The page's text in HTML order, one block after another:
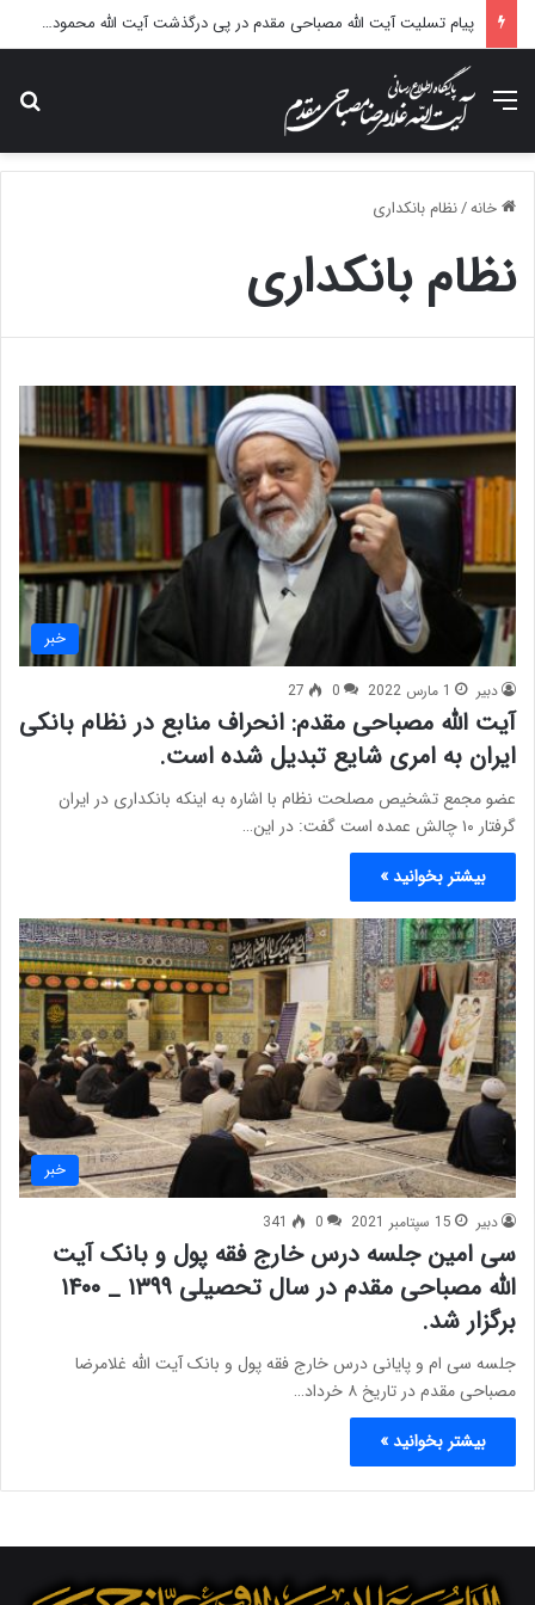
پیام تسلیت آیت الله مصباحی مقدم در پی درگذشت آیت الله محمودی گلپایگانی
منو
خانه/نظام بانکداری
نظام بانکداری
خبر
دبیر 1 مارس 2022 0
27
آیت الله مصباحی مقدم: انحراف منابع در نظام بانکی
ایران به امری شایع تبدیل شده است.
عضو مجمع تشخیص مصلحت نظام با اشاره به اینکه بانکداری در ایران
گرفتار ۱۰ چالش عمده است گفت: در این…
بیشتر بخوانید »
خبر
دبیر 15 سپتامبر 2021 0
341
سی امین جلسه درس خارج فقه پول و بانک آیت
الله مصباحی مقدم در سال تحصیلی ۱۳۹۹ _ ۱۴۰۰
برگزار شد.
جلسه سی ام و پایانی درس خارج فقه پول و بانک آیت الله غلامرضا
مصباحی مقدم در تاریخ ۸ خرداد…
بیشتر بخوانید »